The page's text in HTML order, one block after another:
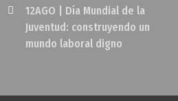
12AGO | Día Mundial de la
Juventud: construyendo un
mundo laboral digno